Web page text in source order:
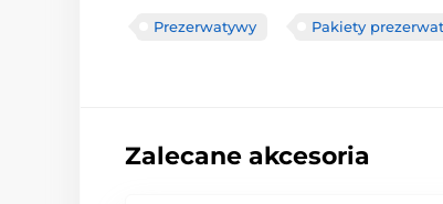
Prezerwatywy Pakiety
Zalecane akcesoria